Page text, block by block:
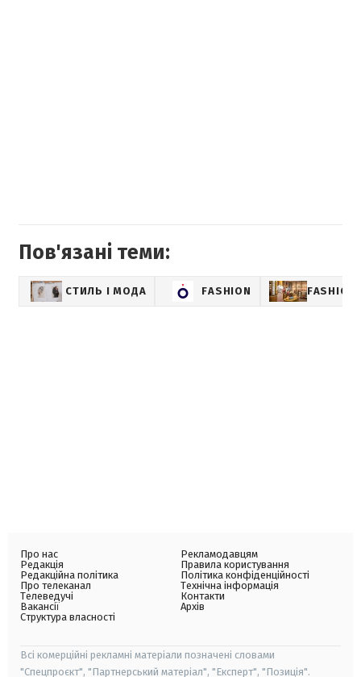
Пов'язані теми:
СТИЛЬ І МОДА FASHION
Про нас
Редакція
Редакційна політика
Про телеканал
Телеведучі
Вакансії
Структура власності
Рекламодавцям
Правила користування
Політика конфіденційності
Технічна інформація
Контакти
Архів
Всі комерційні рекламні матеріали позначені словами
"Спецпроєкт", "Партнерський матеріал", "Експерт", "Позиція".